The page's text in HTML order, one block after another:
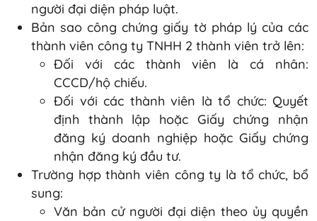
người đại diện pháp luật.
Bản sao công chứng giấy tờ pháp lý của các
thành viên công ty TNHH 2 thành viên trở lên:
Đối với các thành viên là cá nhân:
CCCD/hộ chiếu.
Đối với các thành viên là tổ chức: Quyết
định thành lập hoặc Giấy chứng nhận
đăng ký doanh nghiệp hoặc Giấy chứng
nhận đăng ký đầu tư.
Trường hợp thành viên công ty là tổ chức, bổ
sung:
Văn bản cử người đại diện theo ủy quyền